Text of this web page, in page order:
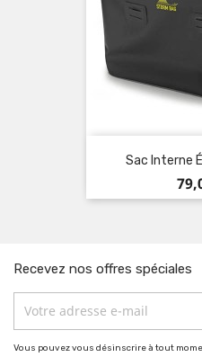
Sac Interne
Recevez nos offres spéciales
Vous pouvez vous désinscrire à tout